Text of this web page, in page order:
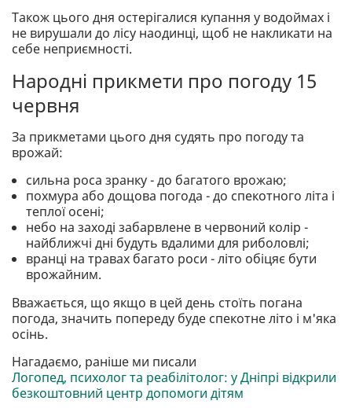
Також цього дня остерігалися купання у водоймах і
не вирушали до лісу наодинці, щоб не накликати на
себе неприємності.
Народні прикмети про погоду 15
червня
За прикметами цього дня судять про погоду та
врожай:
сильна роса зранку - до багатого врожаю;
похмура або дощова погода - до спекотного літа і
теплої осені;
небо на заході забарвлене в червоний колір -
найближчі дні будуть вдалими для риболовлі;
вранці на травах багато роси - літо обіцяє бути
врожайним.
Вважається, що якщо в цей день стоїть погана
погода, значить попереду буде спекотне літо і м'яка
осінь.
Нагадаємо, раніше ми писали
Логопед, психолог та реабілітолог: у Дніпрі відкрили
безкоштовний центр допомоги дітям